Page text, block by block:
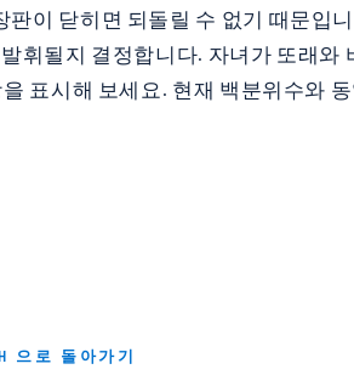
이 닫히면 되돌릴 수 없기 때문입
휘될지 결정합니다. 자녀가 또래와
표시해 보세요. 현재 백분위수와
으로 돌아가기